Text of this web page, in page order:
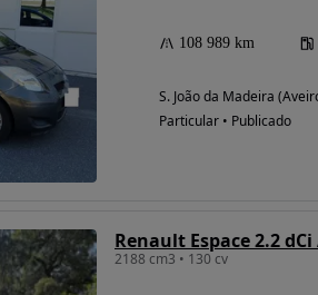
108 989 km
S. João da Madeira
Particular • Publicado
Renault Espace 2.2
2188 cm3 • 130 cv